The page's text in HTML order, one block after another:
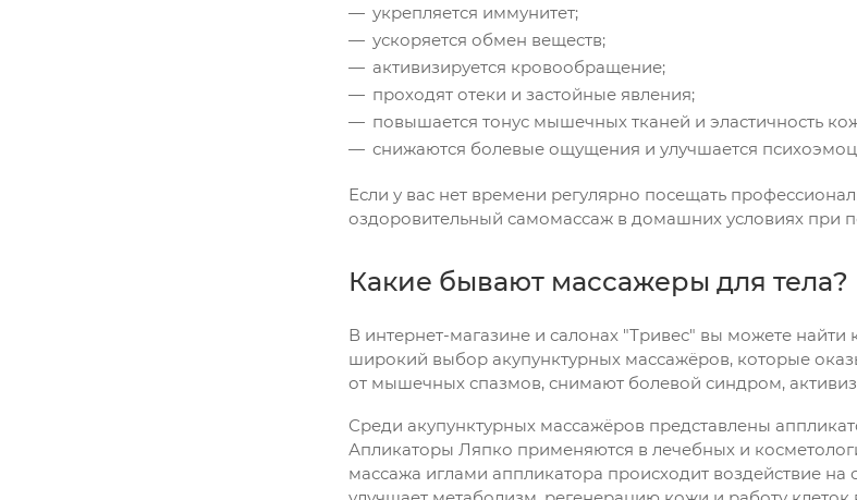
укрепляется иммунитет;
ускоряется обмен веществ;
активизируется кровообращение;
проходят отеки и застойные явления;
повышается тонус мышечных тканей и эластичность
снижаются болевые ощущения и улучшается
Если у вас нет времени регулярно посещать
оздоровительный самомассаж в домашних условиях при
Какие бывают массажеры для тела?
В интернет-магазине и салонах "Тривес" вы можете
широкий выбор акупунктурных массажёров, которые
от мышечных спазмов, снимают болевой синдром,
Среди акупунктурных массажёров представлены
Апликаторы Ляпко применяются в лечебных и
массажа иглами аппликатора происходит воздействие на